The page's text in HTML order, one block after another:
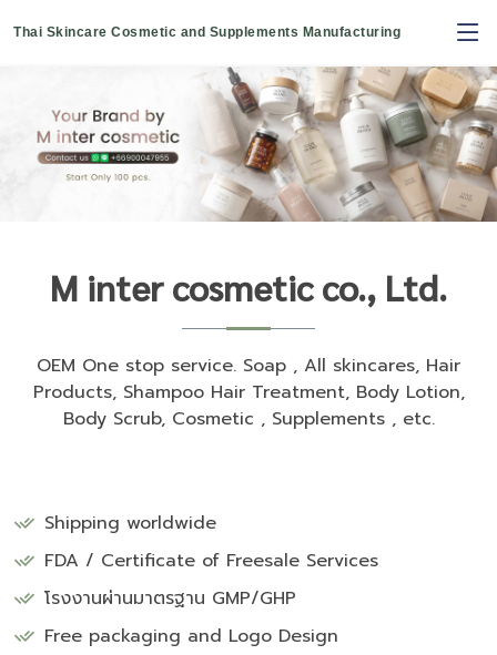
Thai Skincare Cosmetic and Supplements Manufacturing
M inter cosmetic co., Ltd.
OEM One stop service. Soap , All skincares, Hair
Products, Shampoo Hair Treatment, Body Lotion,
Body Scrub, Cosmetic , Supplements , etc.
Shipping worldwide
FDA / Certificate of Freesale Services
โรงงานผ่านมาตรฐาน GMP/GHP
Free packaging and Logo Design